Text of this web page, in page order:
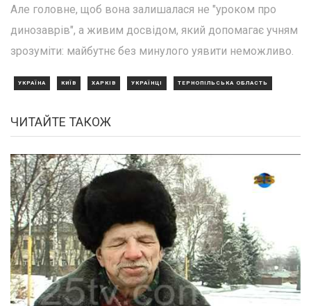
Але головне, щоб вона залишалася не "уроком про
динозаврів", а живим досвідом, який допомагає учням
зрозуміти: майбутнє без минулого уявити неможливо.
УКРАЇНА КИЇВ ХАРКІВ УКРАЇНЦІ ТЕРНОПІЛЬСЬКА ОБЛАСТЬ
ЧИТАЙТЕ ТАКОЖ